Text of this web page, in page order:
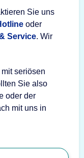
Sie uns
oder
Service. Wir
seriösen
Sie also
oder der
mit uns in